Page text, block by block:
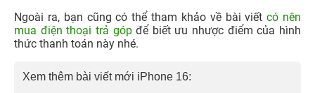
Ngoài ra, bạn cũng có thể tham khảo về bài viếtcó nên
mua điện thoại trả gópđể biết ưu nhược điểm của hình
thức thanh toán này nhé.
Xem thêm bài viết mới iPhone 16: